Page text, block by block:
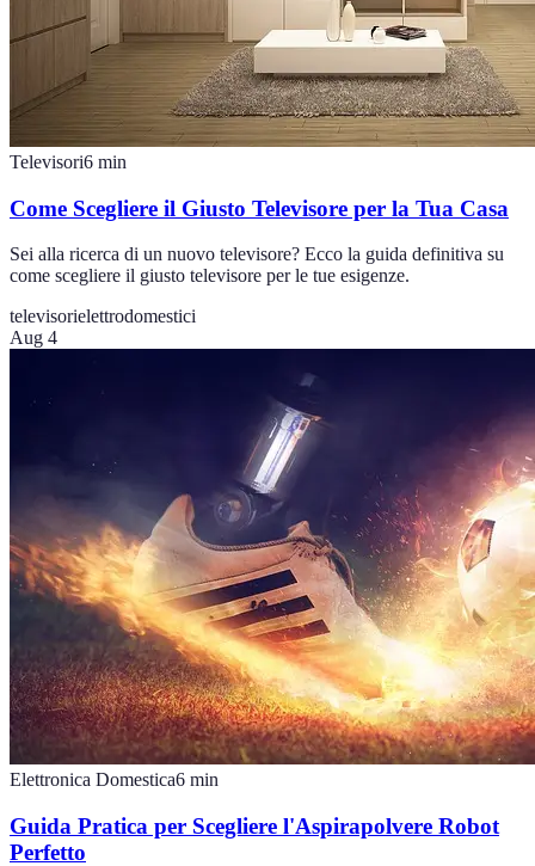
Televisori6 min
Come Scegliere il Giusto Televisore per la Tua Casa
Sei alla ricerca di un nuovo televisore? Ecco la guida definitiva su
come scegliere il giusto televisore per le tue esigenze.
televisorielettrodomestici
Aug 4
Elettronica Domestica6 min
Guida Pratica per Scegliere l'Aspirapolvere Robot
Perfetto